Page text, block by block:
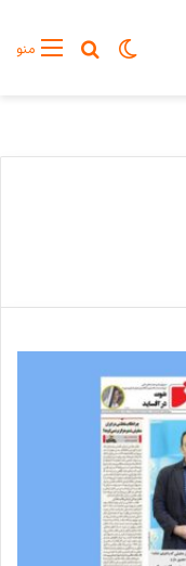
منوجستجو
تغییر پوسته